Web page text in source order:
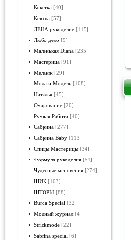
Кокетка [40]
Ксюша [57]
ЛЕНА рукоделие [115]
Любо дело [9]
Маленькая Diana [235]
Мастерица [91]
Меланж [29]
Мода и Модель [108]
Наталья [45]
Очарование [20]
Ручная Работа [40]
Сабрина [277]
Сабрина Baby [113]
Спицы Мастерицы [34]
Формула рукоделия [54]
Чудесные мгновения [274]
ШИК [103]
ШТОРЫ [88]
Burda Special [32]
Модный журнал [4]
Strickmode [22]
Sabrina special [6]